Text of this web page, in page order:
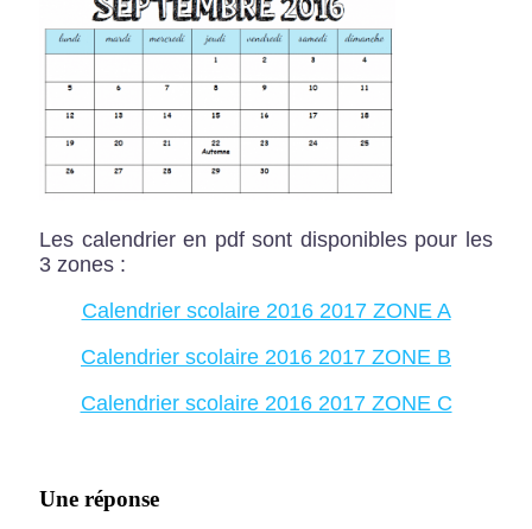
Les calendrier en pdf sont disponibles pour les
3 zones :
Calendrier scolaire 2016 2017 ZONE A
Calendrier scolaire 2016 2017 ZONE B
Calendrier scolaire 2016 2017 ZONE C
Une réponse